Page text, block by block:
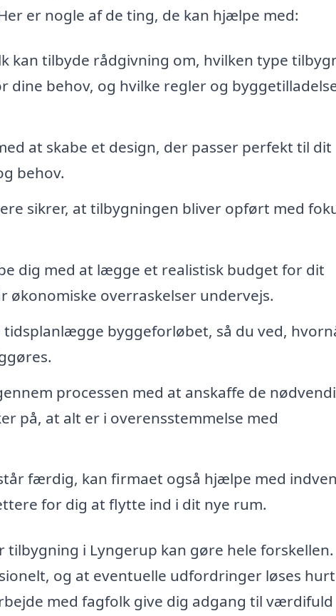
er nogle af de ting, de kan hjælpe med:
kan tilbyde rådgivning om, hvilken type
behov, og hvilke regler og
at skabe et design, der passer perfekt til dit
behov.
sikrer, at tilbygningen bliver opført med
dig med at lægge et realistisk budget for dit
overraskelser undervejs.
tidsplanlægge byggeforløbet, så du ved,
processen med at anskaffe de
på, at alt er i overensstemmelse med
færdig, kan firmaet også hjælpe med
for dig at flytte ind i dit nye rum.
i Lyngerup kan gøre hele
og at eventuelle udfordringer løses
med fagfolk give dig adgang til værdifuld